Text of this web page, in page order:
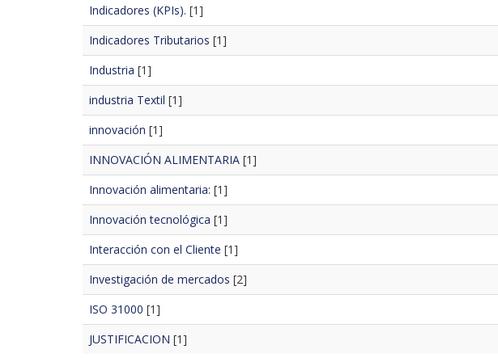
Indicadores (KPIs). [1]
Indicadores Tributarios [1]
Industria [1]
industria Textil [1]
innovación [1]
INNOVACIÓN ALIMENTARIA [1]
Innovación alimentaria: [1]
Innovación tecnológica [1]
Interacción con el Cliente [1]
Investigación de mercados [2]
ISO 31000 [1]
JUSTIFICACION [1]